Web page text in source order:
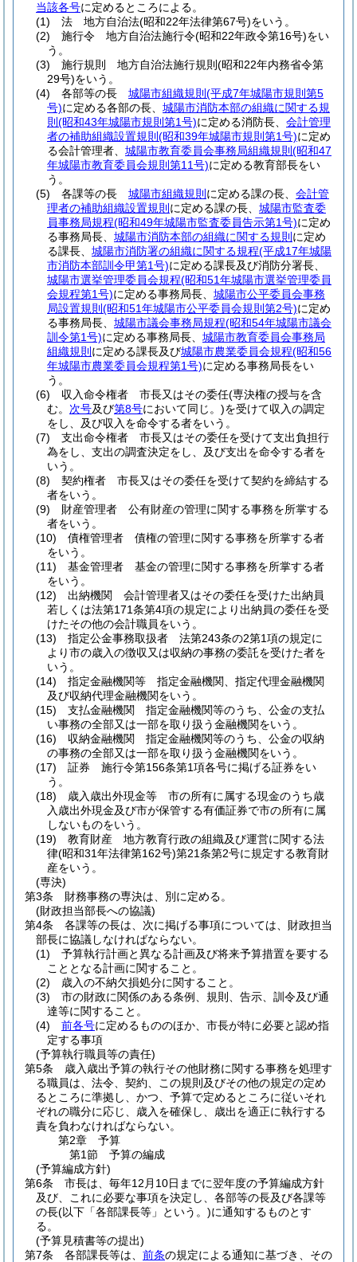
当該各号に定めるところによる。
(1)
法 地方自治法(昭和22年法律第67号)をいう。
(2)
施行令 地方自治法施行令(昭和22年政令第16号)をい
う。
(3)
施行規則 地方自治法施行規則 (昭和22年内務省令第
29号)をいう。
(4)
各部等の長 城陽市組織規則 (平成7年城陽市規則第5
号)に定める各部の長、 城陽市消防本部の組織に関する規
則 (昭和43年城陽市規則第1号)に定める消防長、 会計管理
者の補助組織設置規則 (昭和39年城陽市規則第1号)に定め
る会計管理者、 城陽市教育委員会事務局組織規則 (昭和47
年城陽市教育委員会規則第11号)に定める教育部長をい
う。
(5)
各課等の長 城陽市組織規則 に定める課の長、 会計管
理者の補助組織設置規則 に定める課の長、 城陽市監査委
員事務局規程(昭和49年城陽市監査委員告示第1号)に定め
る事務局長、 城陽市消防本部の組織に関する規則 に定め
る課長、 城陽市消防署の組織に関する規程(平成17年城陽
市消防本部訓令甲第1号)に定める課長及び消防分署長、
城陽市選挙管理委員会規程(昭和51年城陽市選挙管理委員
会規程第1号)に定める事務局長、 城陽市公平委員会事務
局設置規則 (昭和51年城陽市公平委員会規則第2号)に定め
る事務局長、 城陽市議会事務局規程(昭和54年城陽市議会
訓令第1号)に定める事務局長、 城陽市教育委員会事務局
組織規則 に定める課長及び城陽市農業委員会規程(昭和56
年城陽市農業委員会規程第1号)に定める事務局長をい
う。
(6)
収入命令権者 市長又はその委任(専決権の授与を含
む。 次号及び第8号において同じ。)を受けて収入の調定
をし、及び収入を命令する者をいう。
(7)
支出命令権者 市長又はその委任を受けて支出負担行
為をし、支出の調査決定をし、及び支出を命令する者を
いう。
(8)
契約権者 市長又はその委任を受けて契約を締結する
者をいう。
(9)
財産管理者 公有財産の管理に関する事務を所掌する
者をいう。
(10)
債権管理者 債権の管理に関する事務を所掌する者
をいう。
(11)
基金管理者 基金の管理に関する事務を所掌する者
をいう。
(12)
出納機関 会計管理者又はその委任を受けた出納員
若しくは法第171条第4項の規定により出納員の委任を受
けたその他の会計職員をいう。
(13)
指定公金事務取扱者 法第243条の2第1項の規定に
より市の歳入の徴収又は収納の事務の委託を受けた者を
いう。
(14)
指定金融機関等 指定金融機関、指定代理金融機関
及び収納代理金融機関をいう。
(15)
支払金融機関 指定金融機関等のうち、公金の支払
い事務の全部又は一部を取り扱う金融機関をいう。
(16)
収納金融機関 指定金融機関等のうち、公金の収納
の事務の全部又は一部を取り扱う金融機関をいう。
(17)
証券 施行令第156条第1項各号に掲げる証券をい
う。
(18)
歳入歳出外現金等 市の所有に属する現金のうち歳
入歳出外現金及び市が保管する有価証券で市の所有に属
しないものをいう。
(19)
教育財産 地方教育行政の組織及び運営に関する法
律(昭和31年法律第162号)第21条第2号に規定する教育財
産をいう。
(専決)
第3条
財務事務の専決は、別に定める。
(財政担当部長への協議)
第4条
各課等の長は、次に掲げる事項については、財政担当
部長に協議しなければならない。
(1)
予算執行計画と異なる計画及び将来予算措置を要する
こととなる計画に関すること。
(2)
歳入の不納欠損処分に関すること。
(3)
市の財政に関係のある条例、規則、告示、訓令及び通
達等に関すること。
(4)
前各号に定めるもののほか、市長が特に必要と認め指
定する事項
(予算執行職員等の責任)
第5条
歳入歳出予算の執行その他財務に関する事務を処理す
る職員は、法令、契約、この規則及びその他の規定の定め
るところに準拠し、かつ、予算で定めるところに従いそれ
ぞれの職分に応じ、歳入を確保し、歳出を適正に執行する
責を負わなければならない。
第2章
予算
第1節
予算の編成
(予算編成方針)
第6条
市長は、毎年12月10日までに翌年度の予算編成方針
及び、これに必要な事項を決定し、各部等の長及び各課等
の長(以下「各部課長等」という。)に通知するものとす
る。
(予算見積書等の提出)
第7条
各部課長等は、 前条の規定による通知に基づき、その